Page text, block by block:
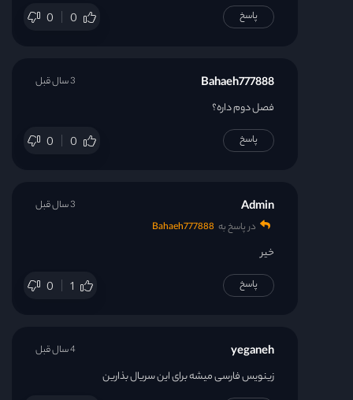
0 0 پاسخ
Bahaeh777888
فصل دوم داره؟
0 0
3 سال قبل
پاسخ
Admin
در پاسخ به Bahaeh777888
خیر
0 1
3 سال قبل
پاسخ
yeganeh
زینویس فارسی میشه برای این سریال بذارین
4 سال قبل